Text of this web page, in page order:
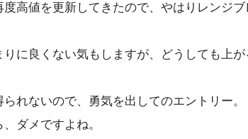
高値を更新してきたので、やはりレンジブ
に良くない気もしますが、どうしても上が
れないので、勇気を出してのエントリー。
ダメですよね。